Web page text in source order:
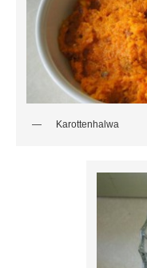
Karottenhalwa